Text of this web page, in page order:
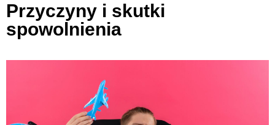
Przyczyny i skutki
spowolnienia